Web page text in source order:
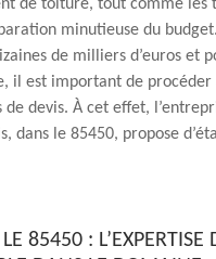
de toiture, tout comme les
minutieuse du
de milliers d’euros et
il est important de procéder
devis. À cet effet,
dans le 85450, propose
85450 : L’EXPERTISE